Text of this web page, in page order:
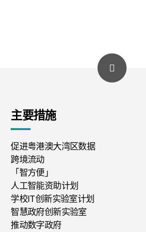
主要措施
促进粤港澳大湾区数据
跨境流动
「智方便」
人工智能资助计划
学校IT创新实验室计划
智慧政府创新实验室
推动数字政府